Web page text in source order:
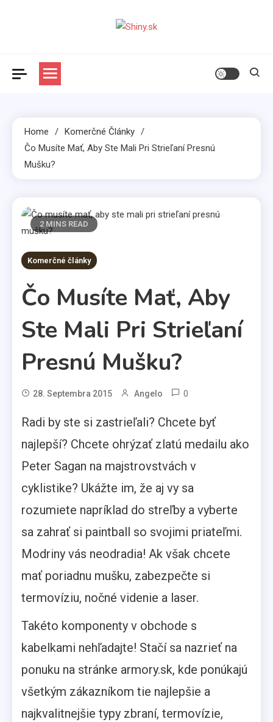
Home
Komerčné Články
Čo Musíte Mať, Aby Ste Mali Pri Strieľaní Presnú
Mušku?
2 MINS READ
Komerčné články
Čo Musíte Mať, Aby
Ste Mali Pri Strieľaní
Presnú Mušku?
28. Septembra 2015 Angelo 0
Radi by ste si zastrieľali? Chcete byť
najlepší? Chcete ohrýzať zlatú medailu ako
Peter Sagan na majstrovstvách v
cyklistike? Ukážte im, že aj vy sa
rozumiete napríklad do streľby a vyberte
sa zahrať si paintball so svojimi priateľmi.
Modriny vás neodradia! Ak však chcete
mať poriadnu mušku, zabezpečte si
termovíziu, nočné videnie a laser.
Takéto komponenty v obchode s
kabelkami nehľadajte! Stačí sa nazrieť na
ponuku na stránke armory.sk, kde ponúkajú
všetkým zákazníkom tie najlepšie a
najkvalitnejšie typy zbraní, termovízie,